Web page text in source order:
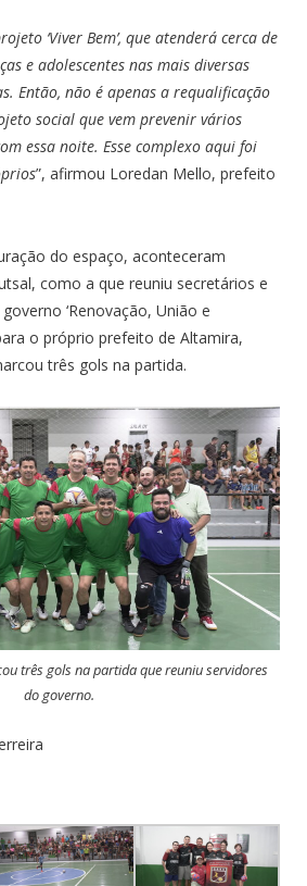
‘Viver Bem’, que atenderá cerca de
e adolescentes nas mais diversas
Então, não é apenas a requalificação
social que vem prevenir vários
essa noite. Esse complexo aqui foi
”, afirmou Loredan Mello, prefeito
do espaço, aconteceram
como a que reuniu secretários e
‘Renovação, União e
o próprio prefeito de Altamira,
três gols na partida.
três gols na partida que reuniu servidores
do governo.